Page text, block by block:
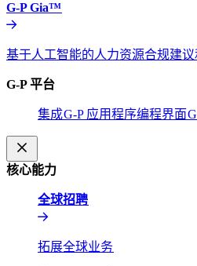
G-P Gia™​​
基于人工智能的人力资源合规建议
G-P 平台​​
集成​​G-P 应用程序编程界面​​
核心能力​​
全球招聘​​
拓展全球业务​​